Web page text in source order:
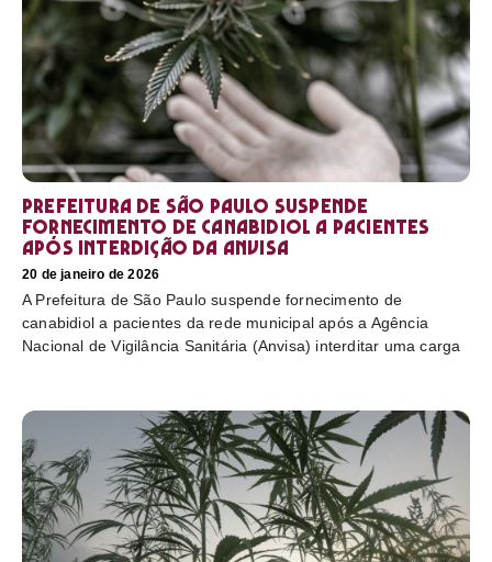
Prefeitura de São Paulo suspende
fornecimento de canabidiol a pacientes
após interdição da Anvisa
20 de janeiro de 2026
A Prefeitura de São Paulo suspende fornecimento de
canabidiol a pacientes da rede municipal após a Agência
Nacional de Vigilância Sanitária (Anvisa) interditar uma carga